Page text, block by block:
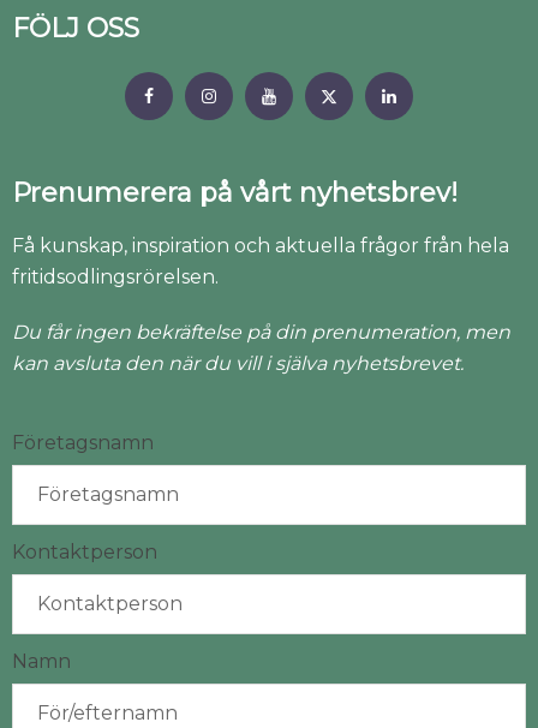
FÖLJ OSS
Prenumerera på vårt nyhetsbrev!
Få kunskap, inspiration och aktuella frågor från hela
fritidsodlingsrörelsen.
Du får ingen bekräftelse på din prenumeration, men
kan avsluta den när du vill i själva nyhetsbrevet.
Företagsnamn
Kontaktperson
Namn